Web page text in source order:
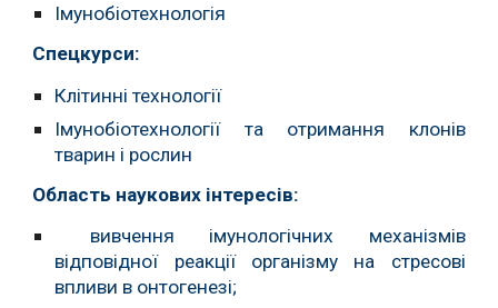
Імунобіотехнологія
Спецкурси:
Клітинні технології
Імунобіотехнології та отримання клонів
тварин і рослин
Область наукових інтересів:
вивчення імунологічних механізмів
відповідної реакції організму на стресові
впливи в онтогенезі;